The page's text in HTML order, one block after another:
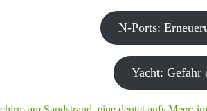
N-Ports:
Yacht: Gefahr